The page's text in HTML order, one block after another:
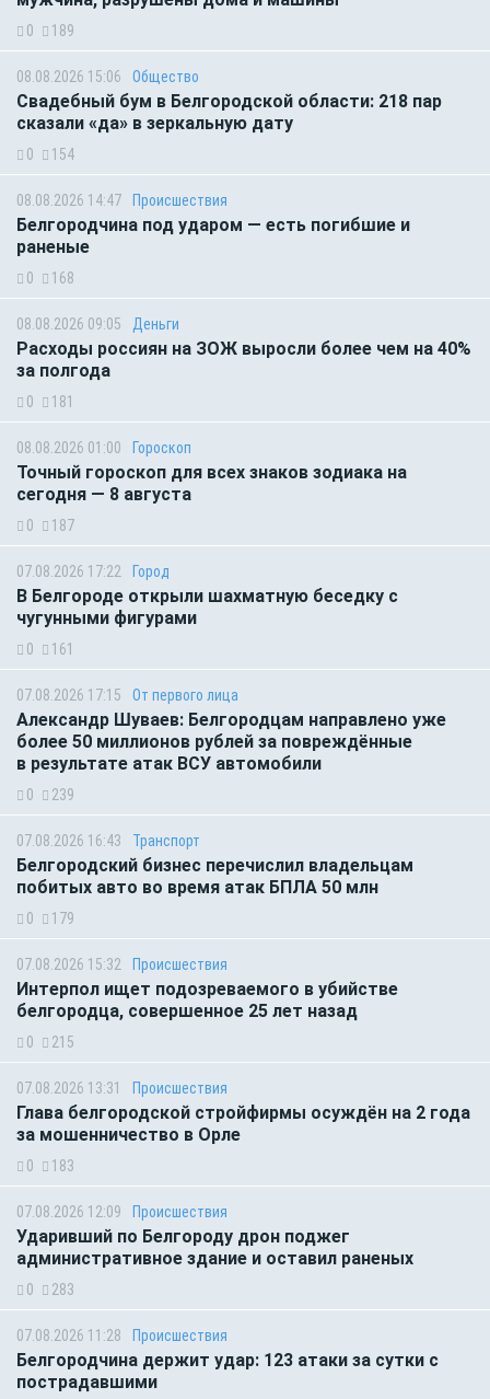
0 189
08.08.2026 15:06 Общество
Свадебный бум в Белгородской области: 218 пар
сказали «да» в зеркальную дату
0 154
08.08.2026 14:47 Происшествия
Белгородчина под ударом — есть погибшие и
раненые
0 168
08.08.2026 09:05 Деньги
Расходы россиян на ЗОЖ выросли более чем на 40%
за полгода
0 181
08.08.2026 01:00 Гороскоп
Точный гороскоп для всех знаков зодиака на
сегодня — 8 августа
0 187
07.08.2026 17:22 Город
В Белгороде открыли шахматную беседку с
чугунными фигурами
0 161
07.08.2026 17:15 От первого лица
Александр Шуваев: Белгородцам направлено уже
более 50 миллионов рублей за повреждённые
в результате атак ВСУ автомобили
0 239
07.08.2026 16:43 Транспорт
Белгородский бизнес перечислил владельцам
побитых авто во время атак БПЛА 50 млн
0 179
07.08.2026 15:32 Происшествия
Интерпол ищет подозреваемого в убийстве
белгородца, совершенное 25 лет назад
0 215
07.08.2026 13:31 Происшествия
Глава белгородской стройфирмы осуждён на 2 года
за мошенничество в Орле
0 183
07.08.2026 12:09 Происшествия
Ударивший по Белгороду дрон поджег
административное здание и оставил раненых
0 283
07.08.2026 11:28 Происшествия
Белгородчина держит удар: 123 атаки за сутки с
пострадавшими